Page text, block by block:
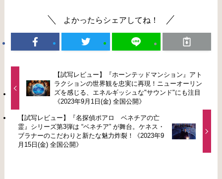
よかったらシェアしてね！
【試写レビュー】『ホーンテッドマンション』アト
ラクションの世界観を忠実に再現！ニューオーリン
ズを感じる、エネルギッシュな"サウンド"にも注目
《2023年9月1日(金) 全国公開》
【試写レビュー】『名探偵ポアロ ベネチアの亡
霊』シリーズ第3弾は “ベネチア” が舞台。ケネス・
ブラナーのこだわりと新たな魅力炸裂！《2023年9
月15日(金) 全国公開》